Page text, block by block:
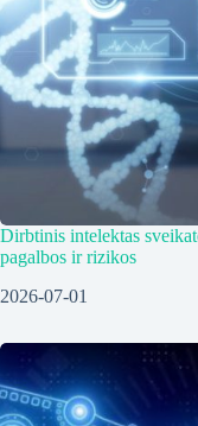
Dirbtinis intelektas
pagalbos ir rizikos
2026-07-01